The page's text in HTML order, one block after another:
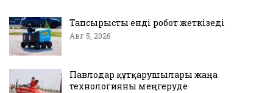
Тапсырысты енді робот жеткізеді
Авг 5, 2026
Павлодар құтқарушылары жаңа
технологияны меңгеруде